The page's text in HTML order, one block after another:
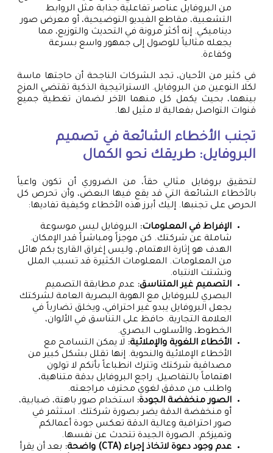
من البروفايل عناصر تفاعلية جذابة مثل الروابط
التشعبية، مقاطع الفيديو التوضيحية، أو معرض صور
ديناميكي. إنه أكثر مرونة في التحديث والتوزيع، مما
يجعله مثالياً للوصول إلى جمهور واسع بسرعة
وكفاءة.
في كثير من الأحيان، تجد الشركات الناجحة أن حاجتها ماسة
لكلا النوعين من البروفايل. الاستراتيجية الذكية تقتضي المزج
بينهما، بحيث يكمل كل منهما الآخر لضمان تغطية جميع
قنوات التواصل بفعالية لا مثيل لها.
تجنب الأخطاء الشائعة في تصميم
البروفايل: طريقك نحو الكمال
لتحقيق بروفايل مثالي حقاً، من الضروري أن تكون واعياً
بالأخطاء الشائعة التي قد يقع فيها البعض، وأن تحرص كل
الحرص على تجنبها. إليك أبرز هذه الأخطاء وكيفية تفاديها:
الإفراط في المعلومات: البروفايل ليس موسوعة
شاملة عن شركتك. كن موجزاً ومباشراً قدر الإمكان.
الهدف هو إثارة الاهتمام، وليس إغراق القارئ بكم هائل
من المعلومات. المعلومات الكثيرة قد تسبب الملل
وتشتت الانتباه.
التصميم غير المتناسق: عدم مطابقة التصميم
البصري للبروفايل مع الهوية البصرية العامة لشركتك
يجعل البروفايل يبدو غير احترافي، ويخلق تضارباً في
العلامة التجارية. حافظ على التناسق في الألوان،
الخطوط، والأسلوب البصري.
الأخطاء اللغوية والإملائية: لا يمكن التسامح مع
الأخطاء الإملائية والنحوية. إنها تقلل بشكل كبير من
مصداقية شركتك وتترك انطباعاً بأنكم لا تولون
اهتماماً بالتفاصيل. راجع البروفايل بدقة متناهية،
واطلب من مدقق لغوي محترف مراجعته.
الصور منخفضة الجودة: استخدام صور باهتة، ضبابية،
أو منخفضة الدقة يضر بصورة شركتك. استثمر في
صور احترافية وعالية الدقة تعكس جودة أعمالكم
وتميزكم. الصورة الجيدة تتحدث عن نفسها.
عدم وجود دعوة لاتخاذ إجراء (CTA) واضحة:
بعد أن يقرأ